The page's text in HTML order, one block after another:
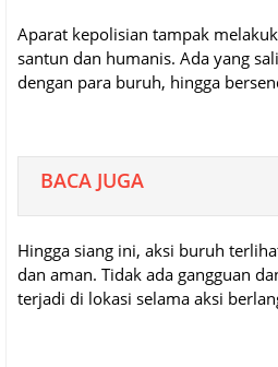
Aparat kepolisian tampak
santun dan humanis. Ada yang
dengan para buruh, hingga
BACA JUGA
Hingga siang ini, aksi buruh
dan aman. Tidak ada gangguan
terjadi di lokasi selama aksi